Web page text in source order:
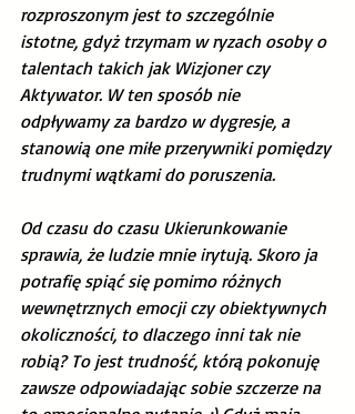
rozproszonym jest to szczególnie
istotne, gdyż trzymam w ryzach osoby o
talentach takich jak Wizjoner czy
Aktywator. W ten sposób nie
odpływamy za bardzo w dygresje, a
stanowią one miłe przerywniki pomiędzy
trudnymi wątkami do poruszenia.
Od czasu do czasu Ukierunkowanie
sprawia, że ludzie mnie irytują. Skoro ja
potrafię spiąć się pomimo różnych
wewnętrznych emocji czy obiektywnych
okoliczności, to dlaczego inni tak nie
robią? To jest trudność, którą pokonuję
zawsze odpowiadając sobie szczerze na